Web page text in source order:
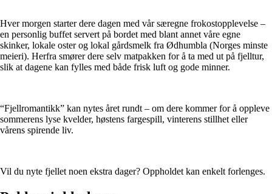
Hver morgen starter dere dagen med vår særegne frokostopplevelse –
en personlig buffet servert på bordet med blant annet våre egne
skinker, lokale oster og lokal gårdsmelk fra Ødhumbla (Norges minste
meieri). Herfra smører dere selv matpakken for å ta med ut på fjelltur,
slik at dagene kan fylles med både frisk luft og gode minner.
“Fjellromantikk” kan nytes året rundt – om dere kommer for å oppleve
sommerens lyse kvelder, høstens fargespill, vinterens stillhet eller
vårens spirende liv.
Vil du nyte fjellet noen ekstra dager? Oppholdet kan enkelt forlenges.